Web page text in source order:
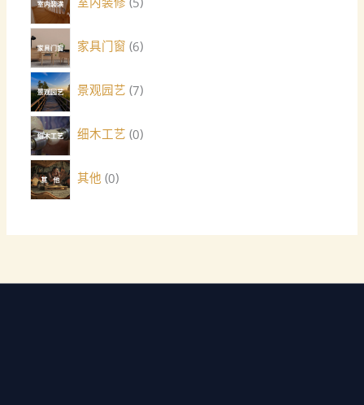
家具门窗 6
景观园艺 7
细木工艺 0
其他 0